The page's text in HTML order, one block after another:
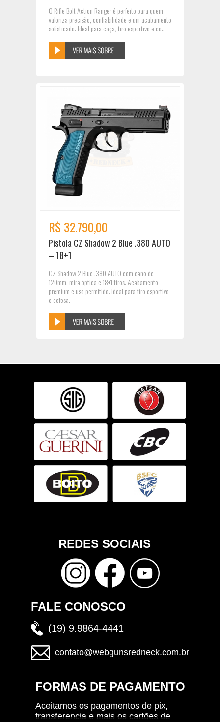
O Rifle Bolt Action Ranger é perfeito para quem
valoriza precisão, confiabilidade e um acabamento
sofisticado. Ideal para caça, tiro esportivo e co...
R$ 32.790,00
Pistola CZ Shadow 2 Blue .380 AUTO
– 18+1
CZ Shadow 2 Blue .380 AUTO com cano de
120mm, mira óptica e 18+1 tiros. Acabamento
premium e uso permitido. Ideal para tiro esportivo
e defesa.
REDES SOCIAIS
FALE CONOSCO
(19) 9.9864-4441
contato@webgunsredneck.com.br
FORMAS DE PAGAMENTO
Aceitamos os pagamentos de pix,
transferencia e mais os cartões de